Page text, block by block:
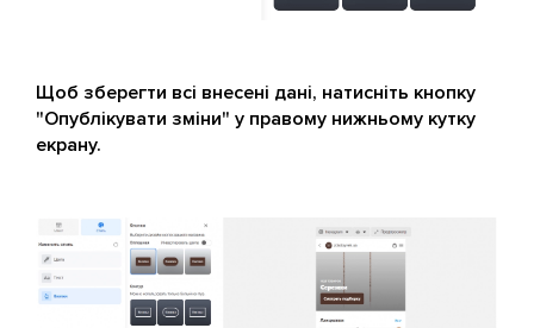
Щоб зберегти всі внесені дані, натисніть кнопку
"Опублікувати зміни" у правому нижньому кутку
екрану.